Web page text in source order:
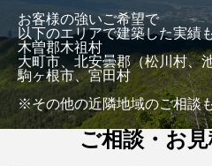
お客様の強いご希望で
以下のエリアで建築した実績
木曽郡木祖村
大町市、北安曇郡（松川村、
駒ヶ根市、宮田村
※その他の近隣地域のご相談
ご相談・お